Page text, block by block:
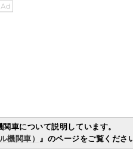
関車について説明しています。
機関車） 』のページをご覧くださ